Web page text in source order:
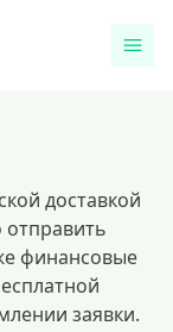
доставкой
финансовые
заявки.